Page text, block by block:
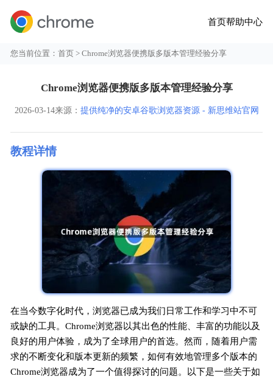
首页帮助中心
您当前位置：首页 > Chrome浏览器便携版多版本管理经验分享
Chrome浏览器便携版多版本管理经验分享
2026-03-14来源： 提供纯净的安卓谷歌浏览器资源 - 新思维站官网
教程详情
在当今数字化时代，浏览器已成为我们日常工作和学习中不可
或缺的工具。Chrome浏览器以其出色的性能、丰富的功能以及
良好的用户体验，成为了全球用户的首选。然而，随着用户需
求的不断变化和版本更新的频繁，如何有效地管理多个版本的
Chrome浏览器成为了一个值得探讨的问题。以下是一些关于如